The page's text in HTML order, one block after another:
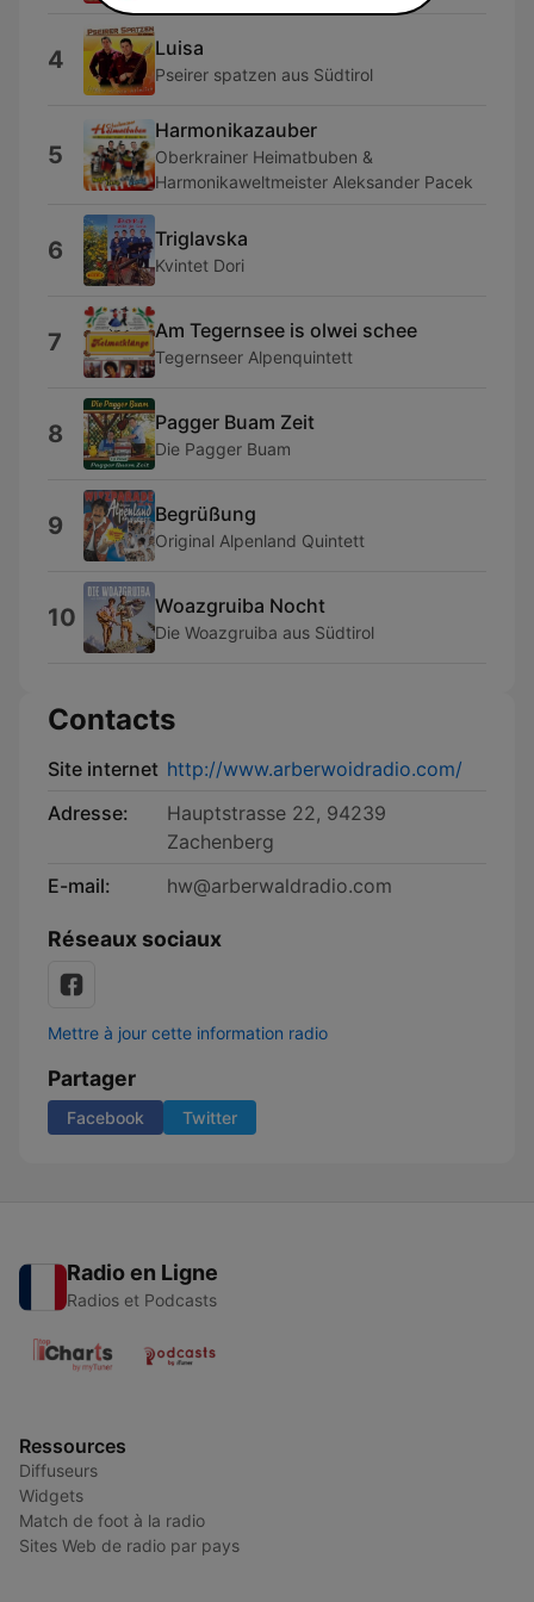
4 Luisa
Pseirer spatzen aus Südtirol
5
Harmonikazauber
Oberkrainer Heimatbuben &
Harmonikaweltmeister Aleksander Pacek
6 Triglavska
Kvintet Dori
7 Am Tegernsee is olwei schee
Tegernseer Alpenquintett
8 Pagger Buam Zeit
Die Pagger Buam
9 Begrüßung
Original Alpenland Quintett
10 Woazgruiba Nocht
Die Woazgruiba aus Südtirol
Contacts
Site internet http://www.arberwoidradio.com/
Adresse:
Hauptstrasse 22, 94239
Zachenberg
E-mail:
hw@arberwaldradio.com
Réseaux sociaux
Mettre à jour cette information radio
Partager
Facebook Twitter
Radio en Ligne
Radios et Podcasts
Ressources
Diffuseurs
Widgets
Match de foot à la radio
Sites Web de radio par pays